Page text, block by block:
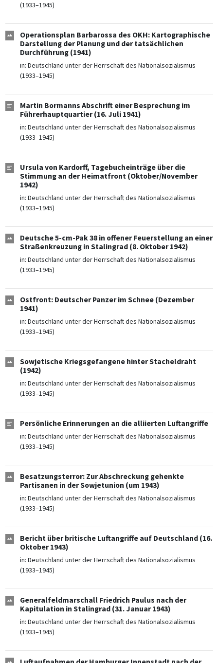
(1933–1945)
Operationsplan Barbarossa des OKH: Kartographische
Darstellung der Planung und der tatsächlichen
Durchführung (1941)
in: Deutschland unter der Herrschaft des Nationalsozialismus
(1933–1945)
Martin Bormanns Abschrift einer Besprechung im
Führerhauptquartier (16. Juli 1941)
in: Deutschland unter der Herrschaft des Nationalsozialismus
(1933–1945)
Ursula von Kardorff, Tagebucheinträge über die
Stimmung an der Heimatfront (Oktober/November
1942)
in: Deutschland unter der Herrschaft des Nationalsozialismus
(1933–1945)
Deutsche 5-cm-Pak 38 in offener Feuerstellung an einer
Straßenkreuzung in Stalingrad (8. Oktober 1942)
in: Deutschland unter der Herrschaft des Nationalsozialismus
(1933–1945)
Ostfront: Deutscher Panzer im Schnee (Dezember
1941)
in: Deutschland unter der Herrschaft des Nationalsozialismus
(1933–1945)
Sowjetische Kriegsgefangene hinter Stacheldraht
(1942)
in: Deutschland unter der Herrschaft des Nationalsozialismus
(1933–1945)
Persönliche Erinnerungen an die alliierten Luftangriffe
in: Deutschland unter der Herrschaft des Nationalsozialismus
(1933–1945)
Besatzungsterror: Zur Abschreckung gehenkte
Partisanen in der Sowjetunion (um 1943)
in: Deutschland unter der Herrschaft des Nationalsozialismus
(1933–1945)
Bericht über britische Luftangriffe auf Deutschland (16.
Oktober 1943)
in: Deutschland unter der Herrschaft des Nationalsozialismus
(1933–1945)
Generalfeldmarschall Friedrich Paulus nach der
Kapitulation in Stalingrad (31. Januar 1943)
in: Deutschland unter der Herrschaft des Nationalsozialismus
(1933–1945)